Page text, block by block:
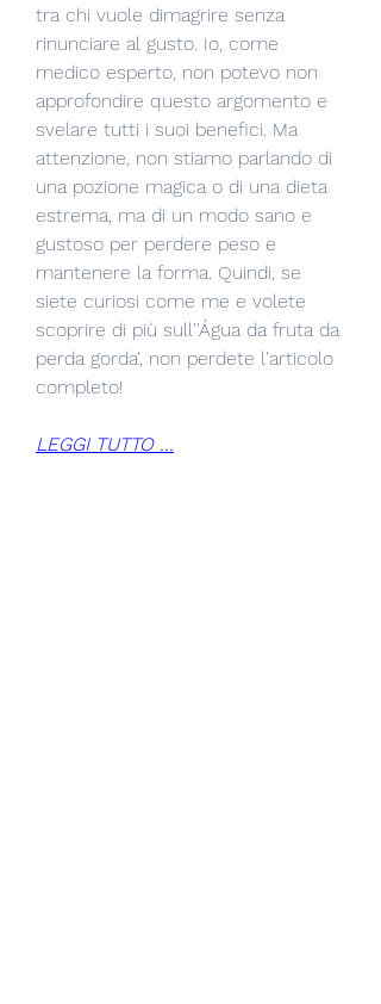
tra chi vuole dimagrire senza
rinunciare al gusto. Io, come
medico esperto, non potevo non
approfondire questo argomento e
svelare tutti i suoi benefici. Ma
attenzione, non stiamo parlando di
una pozione magica o di una dieta
estrema, ma di un modo sano e
gustoso per perdere peso e
mantenere la forma. Quindi, se
siete curiosi come me e volete
scoprire di più sull''Água da fruta da
perda gorda', non perdete l'articolo
completo!
LEGGI TUTTO ...